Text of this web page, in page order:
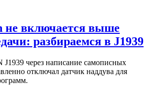
включается выше
разбираемся в J1939
через написание самописных
отключал датчик наддува для